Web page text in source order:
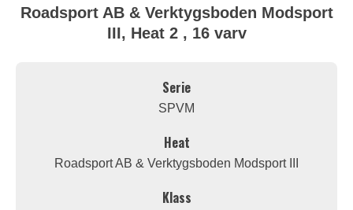
Roadsport AB & Verktygsboden Modsport
III, Heat 2 , 16 varv
Serie
SPVM
Heat
Roadsport AB & Verktygsboden Modsport III
Klass